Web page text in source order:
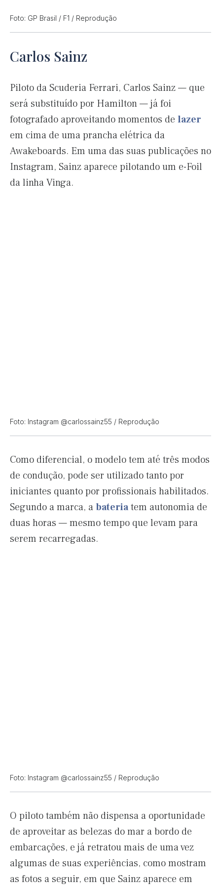
Foto: GP Brasil / F1 / Reprodução
Carlos Sainz
Piloto da Scuderia Ferrari, Carlos Sainz — que
será substituído por Hamilton — já foi
fotografado aproveitando momentos de lazer
em cima de uma prancha elétrica da
Awakeboards. Em uma das suas publicações no
Instagram, Sainz aparece pilotando um e-Foil
da linha Vinga.
Foto: Instagram @carlossainz55 / Reprodução
Como diferencial, o modelo tem até três modos
de condução, pode ser utilizado tanto por
iniciantes quanto por profissionais habilitados.
Segundo a marca, abateriatem autonomia de
duas horas — mesmo tempo que levam para
serem recarregadas.
Foto: Instagram @carlossainz55 / Reprodução
O piloto também não dispensa a oportunidade
de aproveitar as belezas do mar a bordo de
embarcações, e já retratou mais de uma vez
algumas de suas experiências, como mostram
as fotos a seguir, em que Sainz aparece em